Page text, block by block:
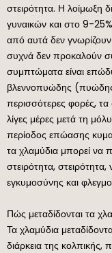
στειρότητα. Η λοίμωξη
γυναικών και στο 9-
από αυτά δεν
συχνά δεν προκαλούν
συμπτώματα είναι
βλεννοπυώδης
περισσότερες φορές,
λίγες μέρες μετά τη
περίοδος επώασης
τα χλαμύδια μπορεί να
στειρότητα,
εγκυμοσύνης και
Πώς μεταδίδονται τα
Τα χλαμύδια
διάρκεια της